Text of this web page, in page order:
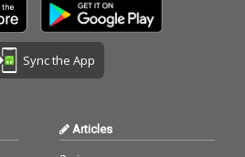
Sync the App
Articles